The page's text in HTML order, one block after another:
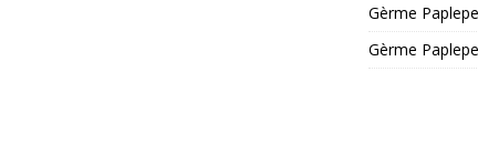
Gèrme
Gèrme